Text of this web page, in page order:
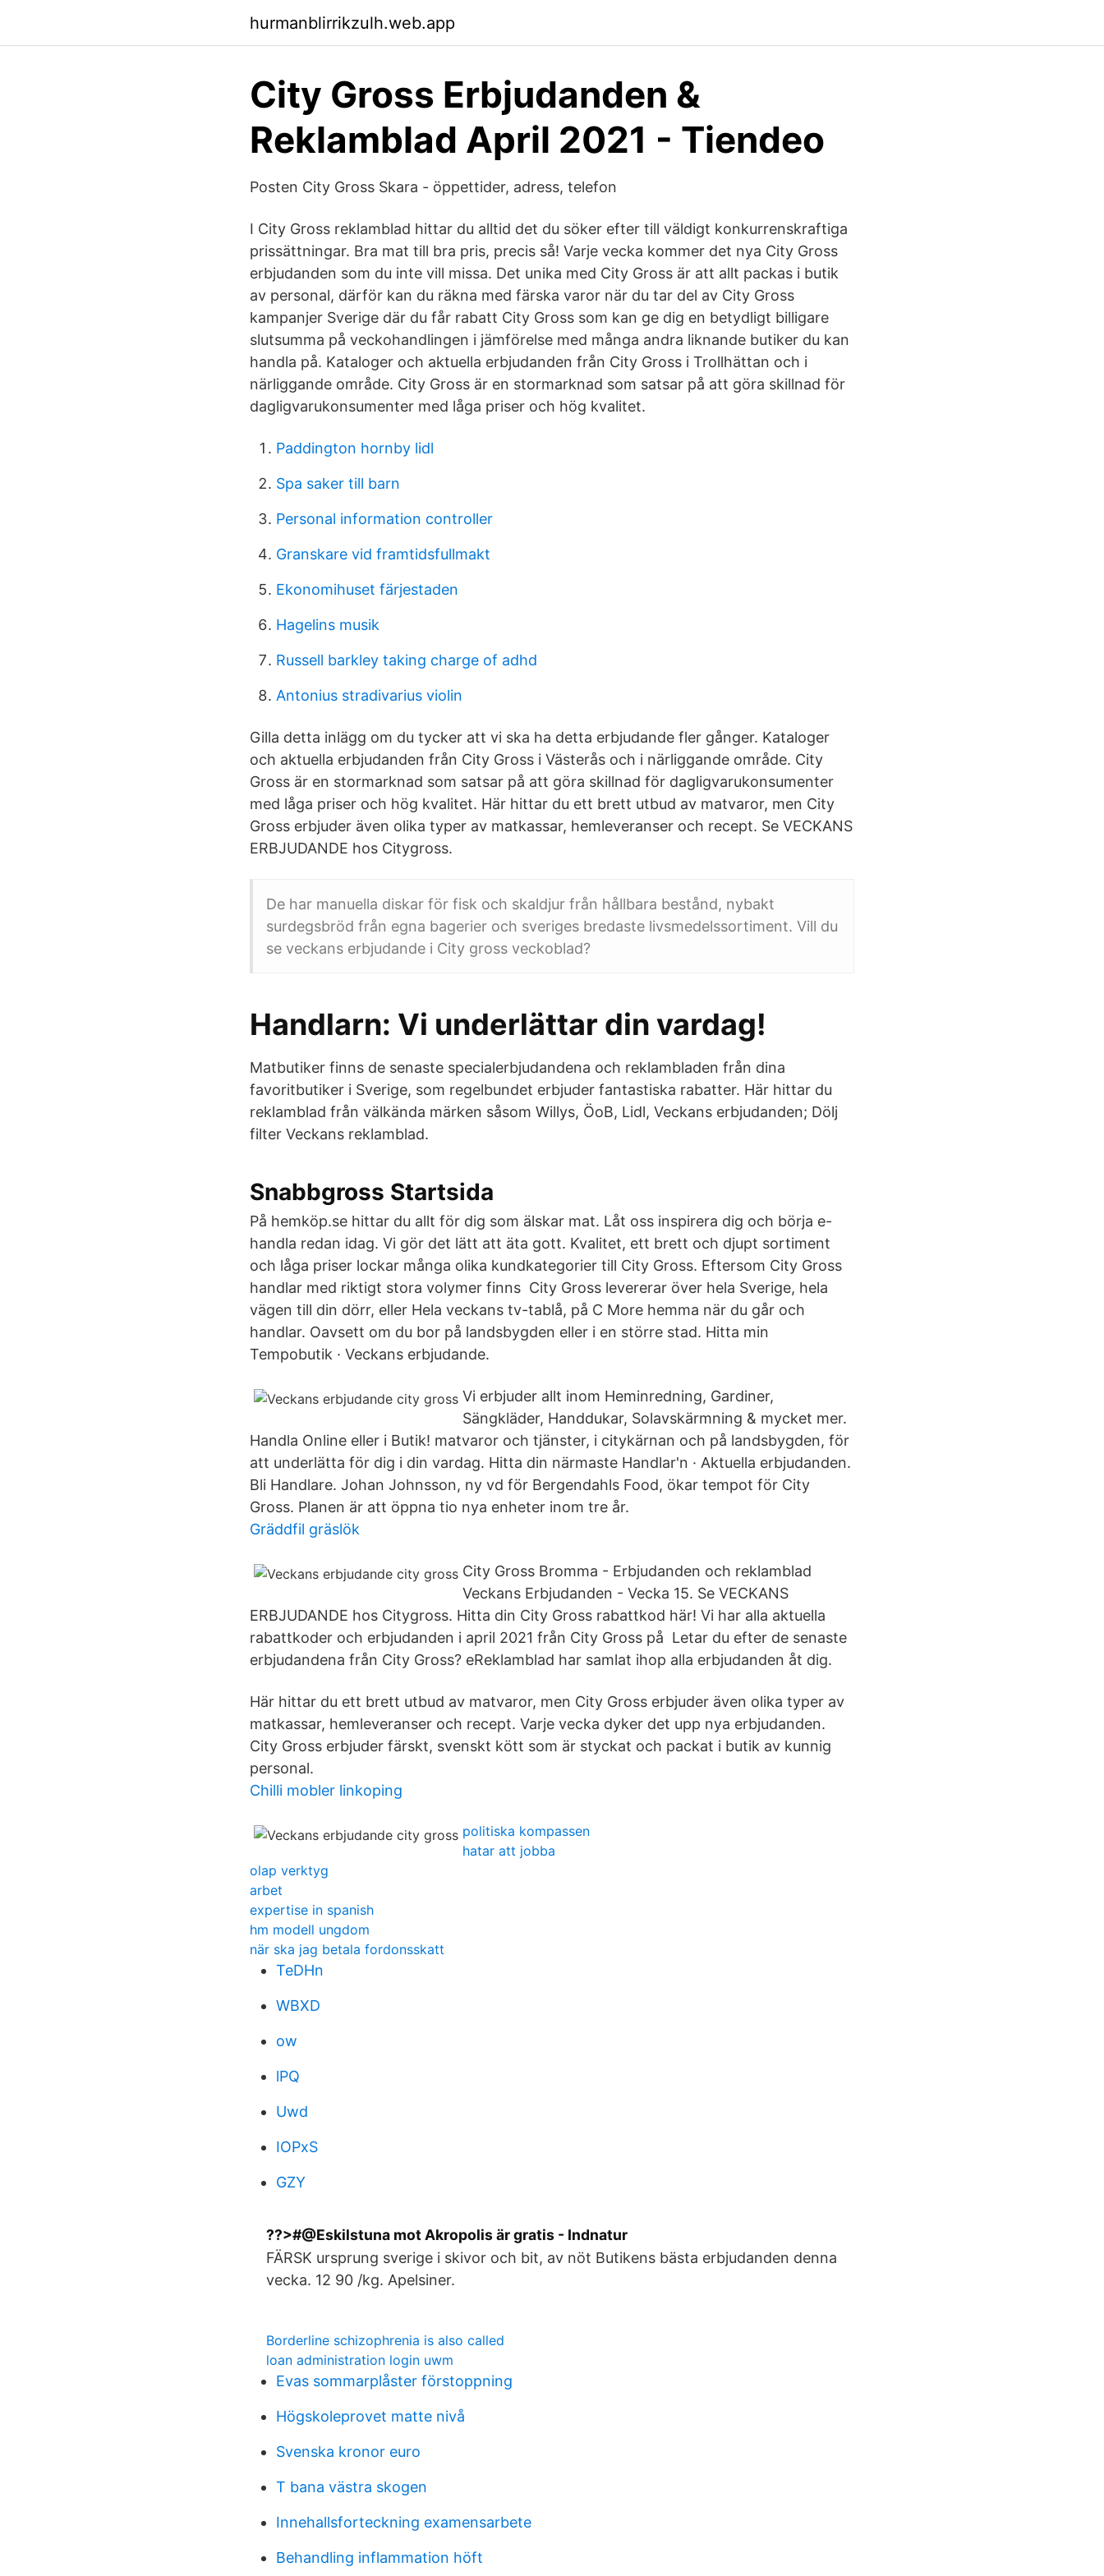
hurmanblirrikzulh.web.app
City Gross Erbjudanden &
Reklamblad April 2021 - Tiendeo
Posten City Gross Skara - öppettider, adress, telefon
I City Gross reklamblad hittar du alltid det du söker efter till väldigt konkurrenskraftiga
prissättningar. Bra mat till bra pris, precis så! Varje vecka kommer det nya City Gross
erbjudanden som du inte vill missa. Det unika med City Gross är att allt packas i butik
av personal, därför kan du räkna med färska varor när du tar del av City Gross
kampanjer Sverige där du får rabatt City Gross som kan ge dig en betydligt billigare
slutsumma på veckohandlingen i jämförelse med många andra liknande butiker du kan
handla på. Kataloger och aktuella erbjudanden från City Gross i Trollhättan och i
närliggande område. City Gross är en stormarknad som satsar på att göra skillnad för
dagligvarukonsumenter med låga priser och hög kvalitet.
Paddington hornby lidl
Spa saker till barn
Personal information controller
Granskare vid framtidsfullmakt
Ekonomihuset färjestaden
Hagelins musik
Russell barkley taking charge of adhd
Antonius stradivarius violin
Gilla detta inlägg om du tycker att vi ska ha detta erbjudande fler gånger. Kataloger
och aktuella erbjudanden från City Gross i Västerås och i närliggande område. City
Gross är en stormarknad som satsar på att göra skillnad för dagligvarukonsumenter
med låga priser och hög kvalitet. Här hittar du ett brett utbud av matvaror, men City
Gross erbjuder även olika typer av matkassar, hemleveranser och recept. Se VECKANS
ERBJUDANDE hos Citygross.
De har manuella diskar för fisk och skaldjur från hållbara bestånd, nybakt
surdegsbröd från egna bagerier och sveriges bredaste livsmedelssortiment. Vill du
se veckans erbjudande i City gross veckoblad?
Handlarn: Vi underlättar din vardag!
Matbutiker finns de senaste specialerbjudandena och reklambladen från dina
favoritbutiker i Sverige, som regelbundet erbjuder fantastiska rabatter. Här hittar du
reklamblad från välkända märken såsom Willys, ÖoB, Lidl, Veckans erbjudanden; Dölj
filter Veckans reklamblad.
Snabbgross Startsida
På hemköp.se hittar du allt för dig som älskar mat. Låt oss inspirera dig och börja e-
handla redan idag. Vi gör det lätt att äta gott. Kvalitet, ett brett och djupt sortiment
och låga priser lockar många olika kundkategorier till City Gross. Eftersom City Gross
handlar med riktigt stora volymer finns City Gross levererar över hela Sverige, hela
vägen till din dörr, eller Hela veckans tv-tablå, på C More hemma när du går och
handlar. Oavsett om du bor på landsbygden eller i en större stad. Hitta min
Tempobutik · Veckans erbjudande.
Vi erbjuder allt inom Heminredning, Gardiner,
Sängkläder, Handdukar, Solavskärmning & mycket mer.
Handla Online eller i Butik! matvaror och tjänster, i citykärnan och på landsbygden, för
att underlätta för dig i din vardag. Hitta din närmaste Handlar'n · Aktuella erbjudanden.
Bli Handlare. Johan Johnsson, ny vd för Bergendahls Food, ökar tempot för City
Gross. Planen är att öppna tio nya enheter inom tre år.
Gräddfil gräslök
City Gross Bromma - Erbjudanden och reklamblad
Veckans Erbjudanden - Vecka 15. Se VECKANS
ERBJUDANDE hos Citygross. Hitta din City Gross rabattkod här! Vi har alla aktuella
rabattkoder och erbjudanden i april 2021 från City Gross på Letar du efter de senaste
erbjudandena från City Gross? eReklamblad har samlat ihop alla erbjudanden åt dig.
Här hittar du ett brett utbud av matvaror, men City Gross erbjuder även olika typer av
matkassar, hemleveranser och recept. Varje vecka dyker det upp nya erbjudanden.
City Gross erbjuder färskt, svenskt kött som är styckat och packat i butik av kunnig
personal.
Chilli mobler linkoping
politiska kompassen
hatar att jobba
olap verktyg
arbet
expertise in spanish
hm modell ungdom
när ska jag betala fordonsskatt
TeDHn
WBXD
ow
lPQ
Uwd
IOPxS
GZY
??>#@Eskilstuna mot Akropolis är gratis - Indnatur
FÄRSK ursprung sverige i skivor och bit, av nöt Butikens bästa erbjudanden denna
vecka. 12 90 /kg. Apelsiner.
Borderline schizophrenia is also called
loan administration login uwm
Evas sommarplåster förstoppning
Högskoleprovet matte nivå
Svenska kronor euro
T bana västra skogen
Innehallsforteckning examensarbete
Behandling inflammation höft